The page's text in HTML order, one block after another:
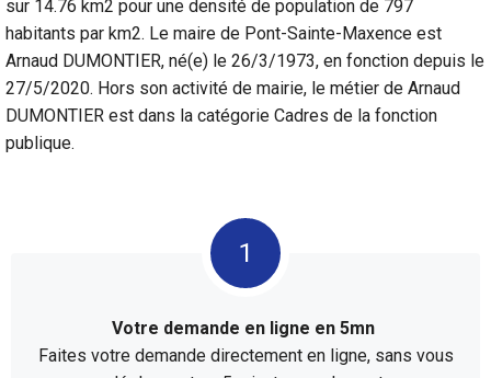
sur 14.76 km2 pour une densité de population de 797
habitants par km2. Le maire de Pont-Sainte-Maxence est
Arnaud DUMONTIER, né(e) le 26/3/1973, en fonction depuis le
27/5/2020. Hors son activité de mairie, le métier de Arnaud
DUMONTIER est dans la catégorie Cadres de la fonction
publique.
Votre demande en ligne en 5mn
Faites votre demande directement en ligne, sans vous